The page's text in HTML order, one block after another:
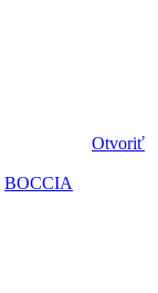
Otvoriť
BOCCIA